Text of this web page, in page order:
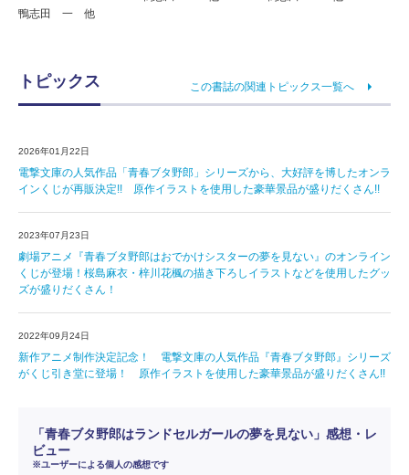
鴨志田 一 他
トピックス この書誌の関連トピックス一覧へ
2026年01月22日
電撃文庫の人気作品「青春ブタ野郎」シリーズから、大好評を博したオンラ
インくじが再販決定!! 原作イラストを使用した豪華景品が盛りだくさん!!
2023年07月23日
劇場アニメ『青春ブタ野郎はおでかけシスターの夢を見ない』のオンライン
くじが登場！桜島麻衣・梓川花楓の描き下ろしイラストなどを使用したグッ
ズが盛りだくさん！
2022年09月24日
新作アニメ制作決定記念！ 電撃文庫の人気作品『青春ブタ野郎』シリーズ
がくじ引き堂に登場！ 原作イラストを使用した豪華景品が盛りだくさん!!
「青春ブタ野郎はランドセルガールの夢を見ない」感想・レ
ビュー
※ユーザーによる個人の感想です